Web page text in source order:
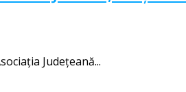
Județeană...